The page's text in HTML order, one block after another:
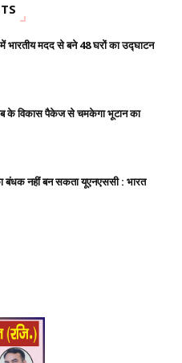
भारतीय मदद से बने 48 घरों का उद्घाटन
के विकास पैकेज से चमकेगा भूटान का
बंधक नहीं बन सकता यूएनएससी : भारत